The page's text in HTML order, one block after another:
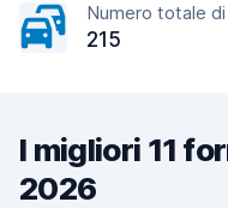
Numero totale
215
I migliori 11
2026